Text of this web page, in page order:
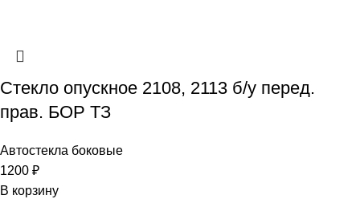
Стекло опускное 2108, 2113 б/у перед.
прав. БОР ТЗ
Автостекла боковые
1200 ₽
В корзину